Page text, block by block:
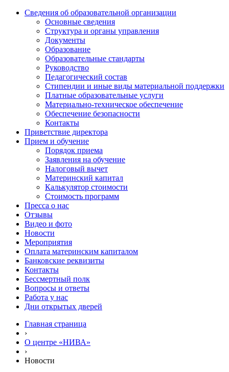
Сведения об образовательной организации
Основные сведения
Структура и органы управления
Документы
Образование
Образовательные стандарты
Руководство
Педагогический состав
Стипендии и иные виды материальной поддержки
Платные образовательные услуги
Материально-техническое обеспечение
Обеспечение безопасности
Контакты
Приветствие директора
Прием и обучение
Порядок приема
Заявления на обучение
Налоговый вычет
Материнский капитал
Калькулятор стоимости
Стоимость программ
Пресса о нас
Отзывы
Видео и фото
Новости
Мероприятия
Оплата материнским капиталом
Банковские реквизиты
Контакты
Бессмертный полк
Вопросы и ответы
Работа у нас
Дни открытых дверей
Главная страница
›
О центре «НИВА»
›
Новости